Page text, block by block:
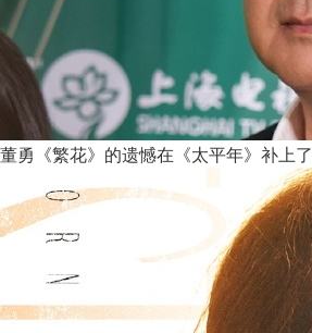
董勇《繁花》的遗憾在《太平年》补上了